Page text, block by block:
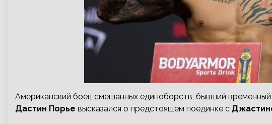
Американский боец смешанных единоборств, бывший временный
Дастин Порье высказался о предстоящем поединке с